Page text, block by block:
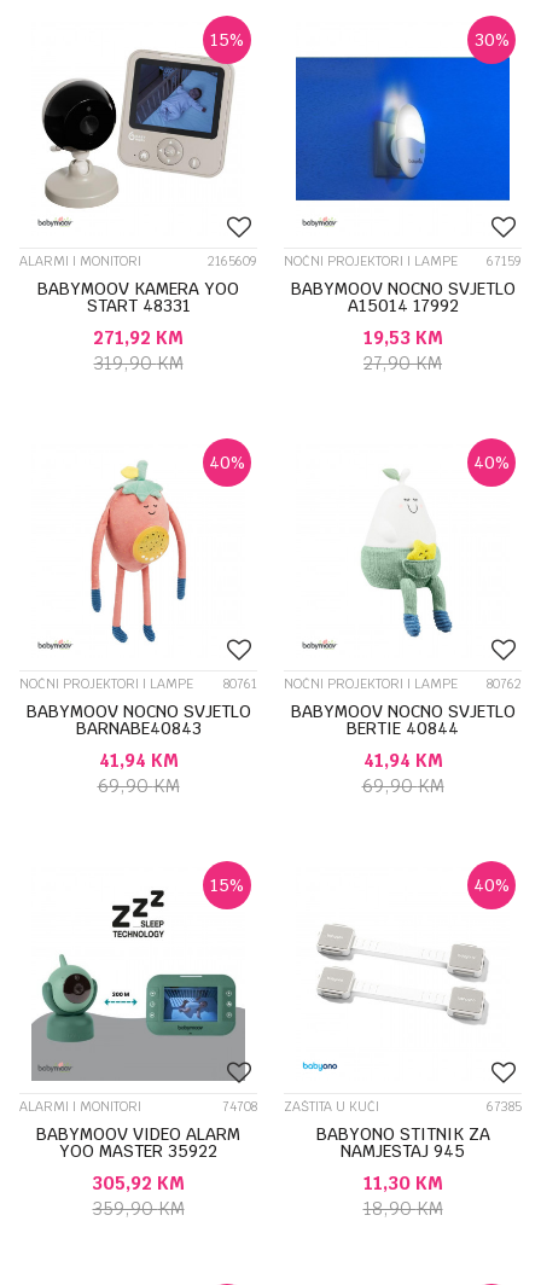
15%
ALARMI I MONITORI 2165609
BABYMOOV KAMERA YOO
START 48331
271,92 KM
319,90KM
30%
NOĆNI PROJEKTORI I LAMPE 67159
BABYMOOV NOCNO SVJETLO
A15014 17992
19,53 KM
27,90KM
40%
NOĆNI PROJEKTORI I LAMPE 80761
BABYMOOV NOCNO SVJETLO
BARNABE40843
41,94 KM
69,90KM
40%
NOĆNI PROJEKTORI I LAMPE 80762
BABYMOOV NOCNO SVJETLO
BERTIE 40844
41,94 KM
69,90KM
15%
ALARMI I MONITORI 74708
BABYMOOV VIDEO ALARM
YOO MASTER 35922
305,92 KM
359,90KM
40%
ZAŠTITA U KUĆI 67385
BABYONO STITNIK ZA
NAMJESTAJ 945
11,30 KM
18,90KM